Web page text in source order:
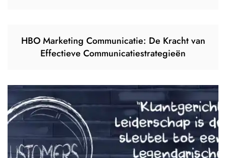
HBO Marketing Communicatie: De Kracht van
Effectieve Communicatiestrategieën